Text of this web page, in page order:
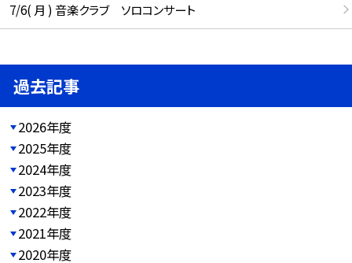
7/6( 月 ) 音楽クラブ ソロコンサート
過去記事
2026年度
2025年度
2024年度
2023年度
2022年度
2021年度
2020年度